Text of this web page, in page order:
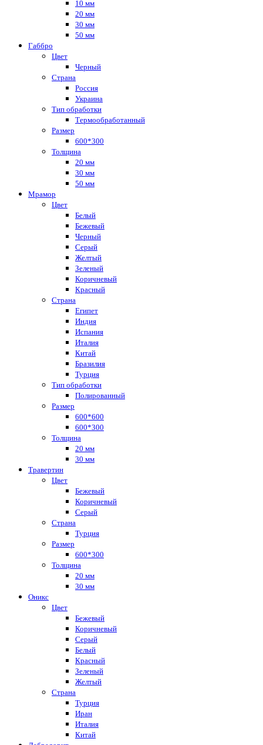
10 мм
20 мм
30 мм
50 мм
Габбро
Цвет
Черный
Страна
Россия
Украина
Тип обработки
Термообработанный
Размер
600*300
Толщина
20 мм
30 мм
50 мм
Мрамор
Цвет
Белый
Бежевый
Черный
Серый
Желтый
Зеленый
Коричневый
Красный
Страна
Египет
Индия
Испания
Италия
Китай
Бразилия
Турция
Тип обработки
Полированный
Размер
600*600
600*300
Толщина
20 мм
30 мм
Травертин
Цвет
Бежевый
Коричневый
Серый
Страна
Турция
Размер
600*300
Толщина
20 мм
30 мм
Оникс
Цвет
Бежевый
Коричневый
Серый
Белый
Красный
Зеленый
Желтый
Страна
Турция
Иран
Италия
Китай